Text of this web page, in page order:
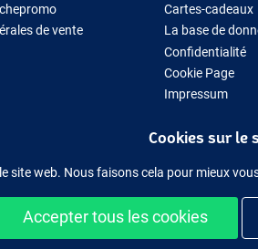
de vente
Cartes-cadeaux
La base de
Confidentialité
Cookie Page
Impressum
Nouveau
Acheter facilement et en sécurité
Cookies sur le
site web. Nous faisons cela pour mieux
Accepter tous les cookies